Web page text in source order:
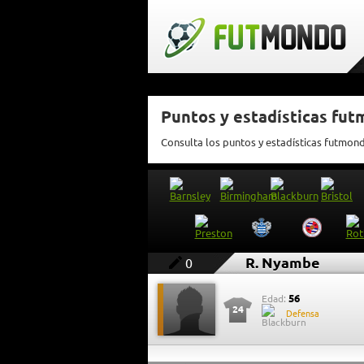
Puntos y estadísticas
Consulta los puntos y estadísticas
0 R. Nyambe
24
Edad: 56
Defensa